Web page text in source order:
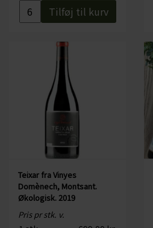
Tilføj til kurv
Teixar fra Vinyes
Domènech, Montsant.
Økologisk. 2019
Pris pr stk. v.